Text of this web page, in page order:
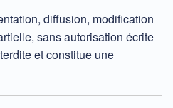
diffusion, modification
sans autorisation écrite
et constitue une